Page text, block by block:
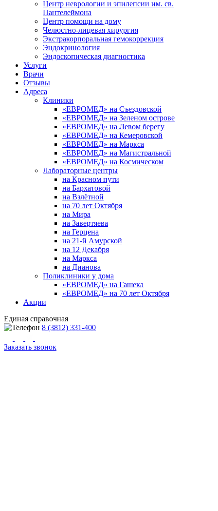
Центр неврологии и эпилепсии им. св.
Пантелеймона
Центр помощи на дому
Челюстно-лицевая хирургия
Экстракорпоральная гемокоррекция
Эндокринология
Эндоскопическая диагностика
Услуги
Врачи
Отзывы
Адреса
Клиники
«ЕВРОМЕД» на Съездовской
«ЕВРОМЕД» на Зеленом острове
«ЕВРОМЕД» на Левом берегу
«ЕВРОМЕД» на Кемеровской
«ЕВРОМЕД» на Маркса
«ЕВРОМЕД» на Магистральной
«ЕВРОМЕД» на Космическом
Лабораторные центры
на Красном пути
на Бархатовой
на Взлётной
на 70 лет Октября
на Мира
на Завертяева
на Герцена
на 21-й Амурской
на 12 Декабря
на Маркса
на Дианова
Поликлиники у дома
«ЕВРОМЕД» на Гашека
«ЕВРОМЕД» на 70 лет Октября
Акции
Единая справочная
8 (3812) 331-400
Заказать звонок